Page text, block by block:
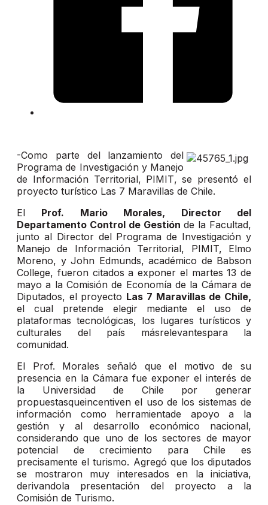
-Como parte del lanzamiento del
Programa de Investigación y Manejo
de Información Territorial, PIMIT, se presentó el
proyecto turístico Las 7 Maravillas de Chile.
El Prof. Mario Morales, Director del
Departamento Control de Gestión de la Facultad,
junto al Director del Programa de Investigación y
Manejo de Información Territorial, PIMIT, Elmo
Moreno, y John Edmunds, académico de Babson
College, fueron citados a exponer el martes 13 de
mayo a la Comisión de Economía de la Cámara de
Diputados, el proyecto Las 7 Maravillas de Chile,
el cual pretende elegir mediante el uso de
plataformas tecnológicas, los lugares turísticos y
culturales del país másrelevantespara la
comunidad.
El Prof. Morales señaló que el motivo de su
presencia en la Cámara fue exponer el interés de
la Universidad de Chile por generar
propuestasqueincentiven el uso de los sistemas de
información como herramientade apoyo a la
gestión y al desarrollo económico nacional,
considerando que uno de los sectores de mayor
potencial de crecimiento para Chile es
precisamente el turismo. Agregó que los diputados
se mostraron muy interesados en la iniciativa,
derivandola presentación del proyecto a la
Comisión de Turismo.